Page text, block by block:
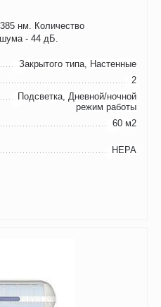
нм. Количество
- 44 дБ.
Закрытого типа, Настенные
2
Подсветка, Дневной/ночной
режим работы
60 м2
НЕРА